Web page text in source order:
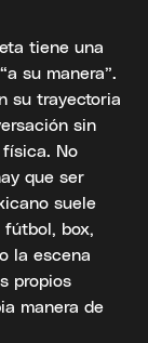
tiene una
su manera”.
su trayectoria
sin
No
que ser
suele
box,
la escena
propios
manera de